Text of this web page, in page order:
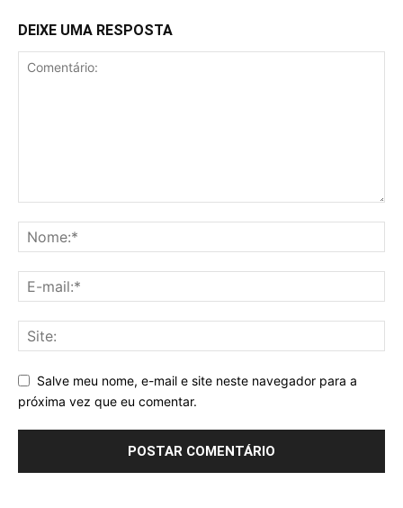
DEIXE UMA RESPOSTA
Salve meu nome, e-mail e site neste navegador para a
próxima vez que eu comentar.